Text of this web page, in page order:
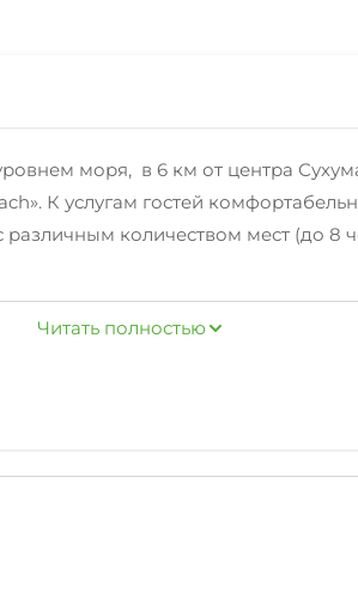
моря, в 6 км от центра
К услугам гостей
количеством мест (до
проживания
Читать полностью